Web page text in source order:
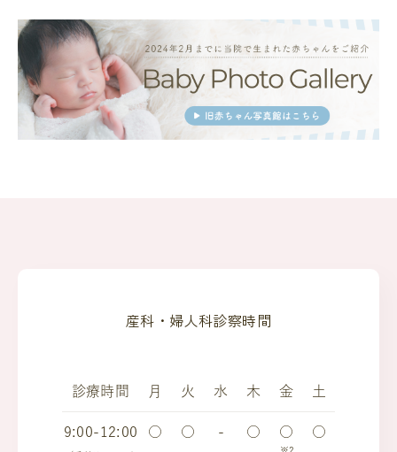
産科・婦人科診察時間
診療時間 月 火 水 木 金 土
9:00-12:00 ○ ○ - ○ ○
※2
○